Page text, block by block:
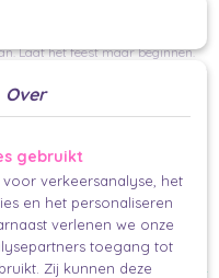
Kaart A6
Laat het feest maar beginnen.
naam en adres. Leuk om zo te
maar ook leuk om bij een
is een matte papiersoort met
Over
gebruikt
verkeersanalyse, het
en het personaliseren
verlenen we onze
toegang tot
Zij kunnen deze